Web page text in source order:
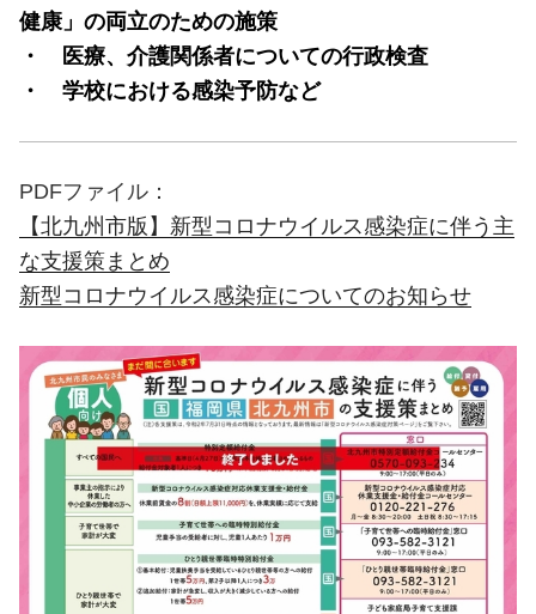
健康」の両立のための施策
・ 医療、介護関係者についての行政検査
・ 学校における感染予防など
PDFファイル：
【北九州市版】新型コロナウイルス感染症に伴う主
な支援策まとめ
新型コロナウイルス感染症についてのお知らせ